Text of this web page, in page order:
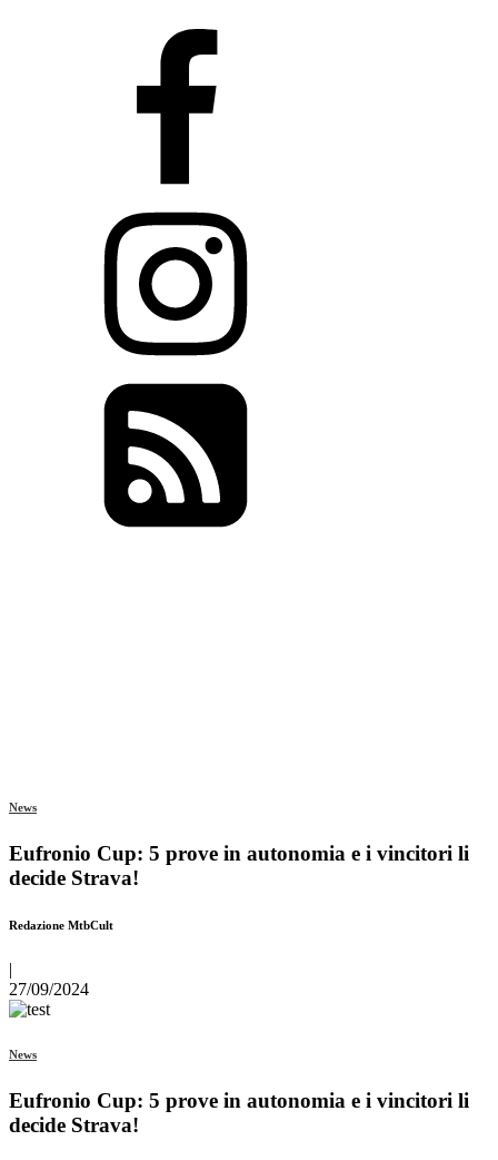
News
Eufronio Cup: 5 prove in autonomia e i vincitori li
decide Strava!
Redazione MtbCult
|
27/09/2024
News
Eufronio Cup: 5 prove in autonomia e i vincitori li
decide Strava!